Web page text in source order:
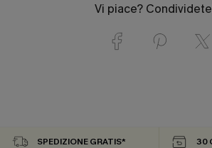
Vi piace?
SPEDIZIONE GRATIS* 30